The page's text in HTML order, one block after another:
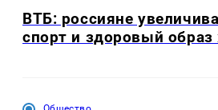
ВТБ: россияне
спорт и здоровый